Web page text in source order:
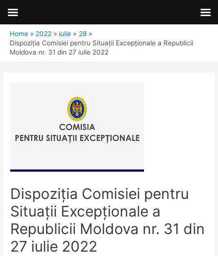
Home 2022 iulie
28
Dispoziţia Comisiei pentru Situaţii Excepţionale a Republicii
Moldova nr. 31 din 27 iulie 2022
Dispoziţia Comisiei pentru
Situaţii Excepţionale a
Republicii Moldova nr. 31 din
27 iulie 2022